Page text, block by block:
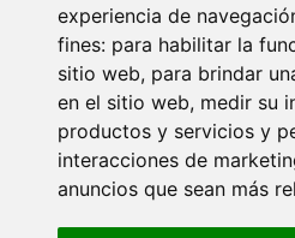
experiencia de
fines: para habilitar la
sitio web, para brindar
en el sitio web, medir su
productos y servicios y
interacciones de
anuncios que sean más